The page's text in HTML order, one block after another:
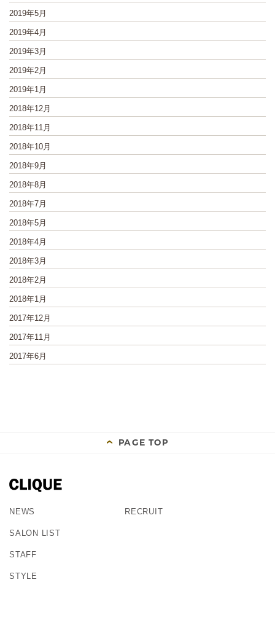
2019年5月
2019年4月
2019年3月
2019年2月
2019年1月
2018年12月
2018年11月
2018年10月
2018年9月
2018年8月
2018年7月
2018年5月
2018年4月
2018年3月
2018年2月
2018年1月
2017年12月
2017年11月
2017年6月
PAGE TOP
NEWS
SALON LIST
STAFF
STYLE
RECRUIT